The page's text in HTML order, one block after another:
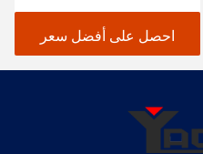
التلف متقدم
احصل على أفضل سعر